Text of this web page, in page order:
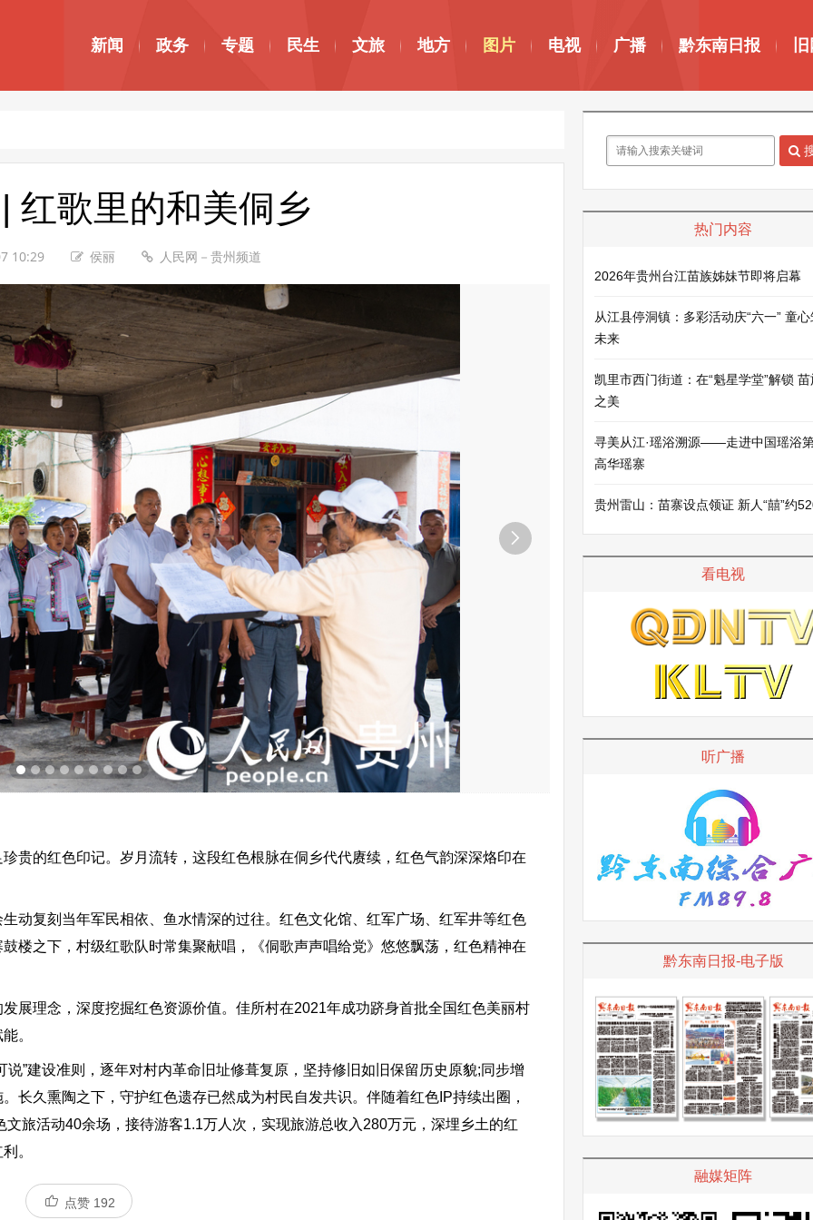
新闻 政务 专题 民生 文旅 地方 图片 电视 广播 黔东南日报
红歌里的和美侗乡
10:29 侯丽 人民网－贵州频道

的红色印记。岁月流转，这段红色根脉在侗乡代代赓续，红色气韵深深烙印在
复刻当年军民相依、鱼水情深的过往。红色文化馆、红军广场、红军井等红色
楼之下，村级红歌队时常集聚献唱，《侗歌声声唱给党》悠悠飘荡，红色精神在
理念，深度挖掘红色资源价值。佳所村在2021年成功跻身首批全国红色美丽村
。
建设准则，逐年对村内革命旧址修葺复原，坚持修旧如旧保留历史原貌;同步增
长久熏陶之下，守护红色遗存已然成为村民自发共识。伴随着红色IP持续出圈，
旅活动40余场，接待游客1.1万人次，实现旅游总收入280万元，深埋乡土的红
。
点赞 192
热门内容
2026年贵州台江苗族姊妹节即将启幕
从江县停洞镇：多彩活动庆“六一” 童
未来
凯里市西门街道：在“魁星学堂”解锁
之美
寻美从江·瑶浴溯源——走进中国瑶浴
高华瑶寨
贵州雷山：苗寨设点领证 新人“囍”约
看电视
听广播
黔东南日报-电子版
融媒矩阵